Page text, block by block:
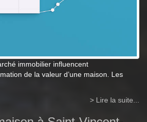
immobilier influencent
de la valeur d’une maison. Les
> Lire la suite...